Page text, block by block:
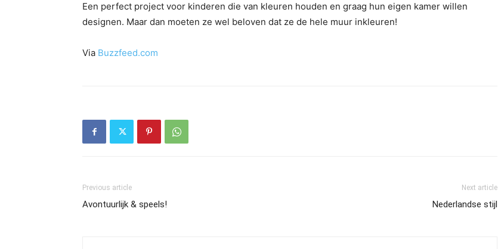
Een perfect project voor kinderen die van kleuren houden en graag hun eigen kamer willen
designen. Maar dan moeten ze wel beloven dat ze de hele muur inkleuren!
Via Buzzfeed.com
Previous article
Avontuurlijk & speels!
Next article
Nederlandse stijl